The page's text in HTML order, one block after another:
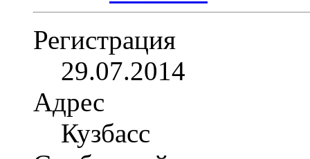
Регистрация
29.07.2014
Адрес
Кузбасс